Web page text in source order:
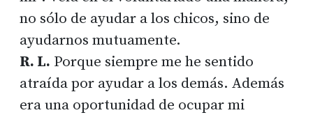
no sólo de ayudar a los chicos, sino de
ayudarnos mutuamente.
R. L. Porque siempre me he sentido
atraída por ayudar a los demás. Además
era una oportunidad de ocupar mi